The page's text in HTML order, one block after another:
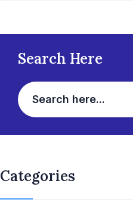
Search Here
Categories